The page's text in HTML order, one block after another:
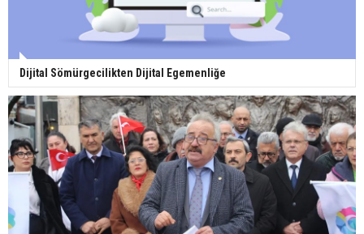
Dijital Sömürgecilikten Dijital Egemenliğe